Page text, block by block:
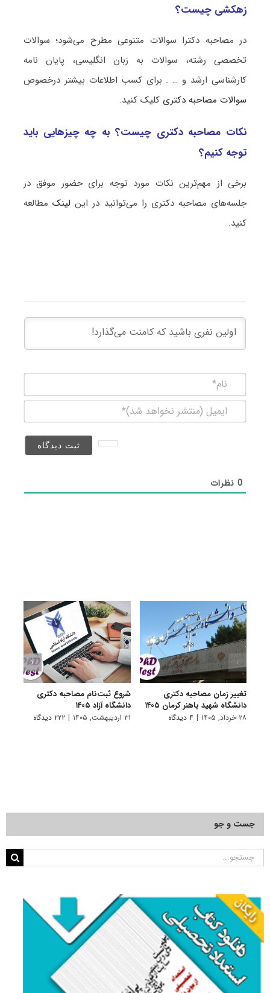
زهکشی چیست؟
در مصاحبه دکترا سوالات متنوعی مطرح می‌شود؛ سوالات
تخصصی رشته، سوالات به زبان انگلیسی، پایان نامه
کارشناسی ارشد و … . برای کسب اطلاعات بیشتر درخصوص
سوالات مصاحبه دکتری کلیک کنید.
نکات مصاحبه دکتری چیست؟ به چه چیزهایی باید
توجه کنیم؟
برخی از مهم‌ترین نکات مورد توجه برای حضور موفق در
جلسه‌های مصاحبه دکتری را می‌توانید در این لینکمطالعه
کنید.
(منتشر
0نظرات
تغییر زمان مصاحبه دکتری
دانشگاه شهید باهنر کرمان ۱۴۰۵
۲۸ خرداد, ۱۴۰۵ | ۴ دیدگاه
شروع ثبت‌نام مصاحبه دکتری
دانشگاه آزاد ۱۴۰۵
۳۱ اردیبهشت, ۱۴۰۵ | ۲۲۲ دیدگاه
جست و جو
جستجو